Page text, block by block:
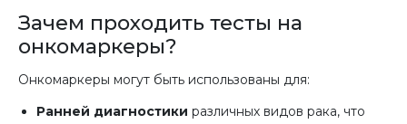
Зачем проходить тесты на
онкомаркеры?
Онкомаркеры могут быть использованы для:
Ранней диагностики различных видов рака, что